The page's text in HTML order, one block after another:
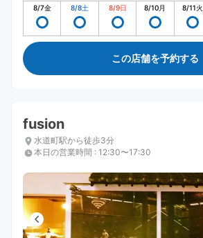
8/7金 8/8土 8/9日 8/10月 8/11火
この店舗を予約する
fusion
水道町駅から徒歩3分
本日の営業時間 : 12:30〜17:30